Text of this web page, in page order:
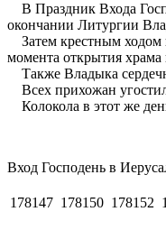
В Праздник Входа
окончании Литургии
Затем крестным ходом
момента открытия храма
Также Владыка
Всех прихожан
Колокола в этот же
Вход Господень в
178147 178150 178152